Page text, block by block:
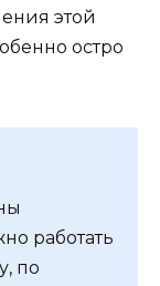
этой
остро
работать
по